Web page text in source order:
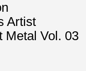
Artist
Metal Vol. 03